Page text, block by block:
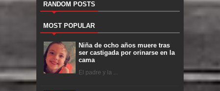
RANDOM POSTS
MOST POPULAR
Niña de ocho años muere tras
ser castigada por orinarse en la
cama
El padre y la ...